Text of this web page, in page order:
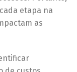
etapa na
as